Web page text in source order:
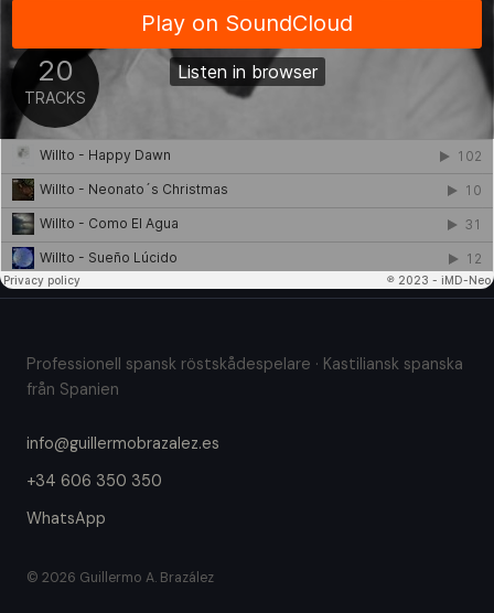
Professionell spansk röstskådespelare · Kastiliansk spanska
från Spanien
info@guillermobrazalez.es
+34 606 350 350
WhatsApp
© 2026 Guillermo A. Brazález